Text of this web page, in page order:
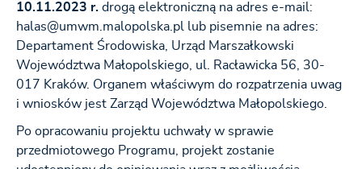
10.11.2023 r. drogą elektroniczną na adres e-mail:
halas@umwm.malopolska.pl lub pisemnie na adres:
Departament Środowiska, Urząd Marszałkowski
Województwa Małopolskiego, ul. Racławicka 56, 30-
017 Kraków. Organem właściwym do rozpatrzenia uwag
i wniosków jest Zarząd Województwa Małopolskiego.
Po opracowaniu projektu uchwały w sprawie
przedmiotowego Programu, projekt zostanie